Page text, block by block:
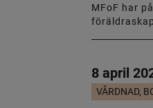
MFoF har
8 april
VÅRDNAD,